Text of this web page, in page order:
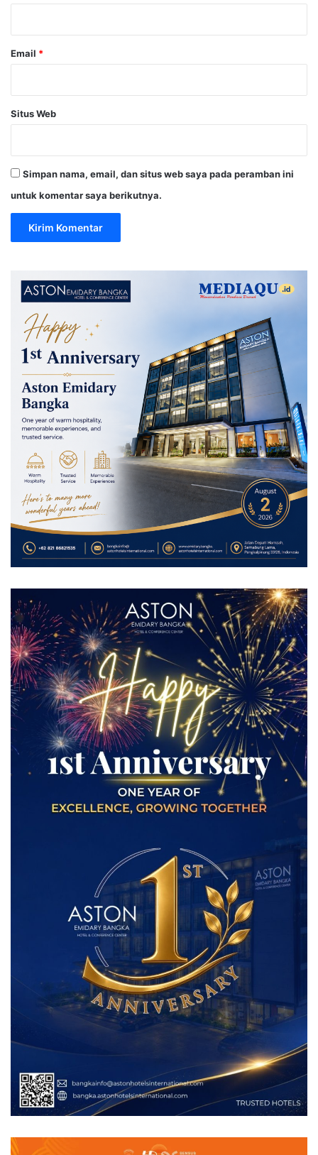
Email *
Situs Web
Simpan nama, email, dan situs web saya pada peramban ini
untuk komentar saya berikutnya.